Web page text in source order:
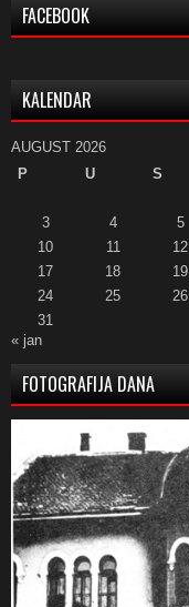
FACEBOOK
KALENDAR
AUGUST 2026
P
U S
3
4 5
10
11 12
17
18 19
24
25 26
31
« jan
FOTOGRAFIJA DANA